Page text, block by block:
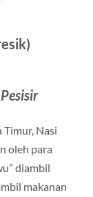
Nasi
oleh para
diambil
makanan